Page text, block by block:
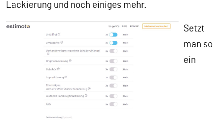
Lackierung und noch einiges mehr.
Setzt
man so
ein